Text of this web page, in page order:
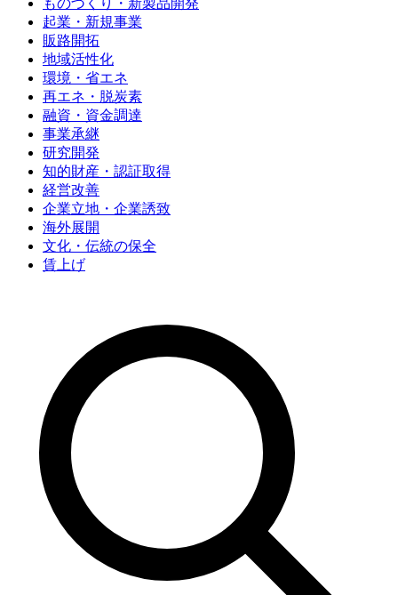
ものづくり・新製品開発
起業・新規事業
販路開拓
地域活性化
環境・省エネ
再エネ・脱炭素
融資・資金調達
事業承継
研究開発
知的財産・認証取得
経営改善
企業立地・企業誘致
海外展開
文化・伝統の保全
賃上げ